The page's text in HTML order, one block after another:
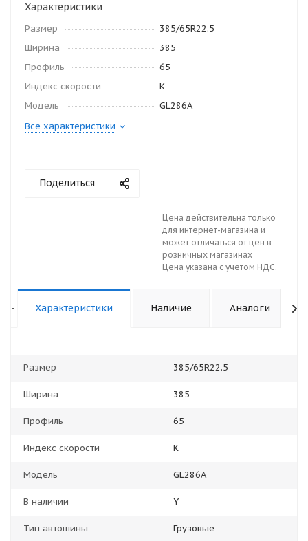
Характеристики
Размер
385/65R22.5
Ширина
385
Профиль
65
Индекс скорости
K
Модель
GL286A
Все характеристики
Поделиться
Цена действительна только
для интернет-магазина и
может отличаться от цен в
розничных магазинах
Цена указана с учетом НДС.
- Характеристики Наличие Аналоги
Размер 385/65R22.5
Ширина 385
Профиль 65
Индекс скорости K
Модель GL286A
В наличии Y
Тип автошины Грузовые